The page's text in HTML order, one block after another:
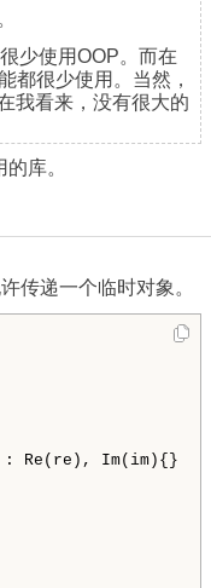
少使用OOP。而在
都很少使用。当然，
我看来，没有很大的
库。
传递一个临时对象。
Re(re), Im(im){}